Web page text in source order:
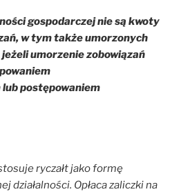
gospodarczej nie są kwoty
w tym także umorzonych
umorzenie zobowiązań
postępowaniem
ryczałt jako formę
działalności. Opłaca zaliczki na